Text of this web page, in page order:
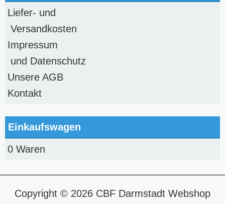
Liefer- und
Versandkosten
Impressum
und Datenschutz
Unsere AGB
Kontakt
Einkaufswagen
0 Waren
Copyright © 2026 CBF Darmstadt Webshop